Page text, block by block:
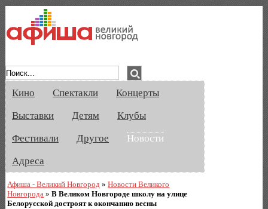
Кино Спектакли
Концерты
Выставки
Детям
Клубы
Фестивали
Другое
Новости
Адреса
Афиша - Великий Новгород »Новости Великого
Новгорода »В Великом Новгороде школу на улице
Белорусской достроят к окончанию весны